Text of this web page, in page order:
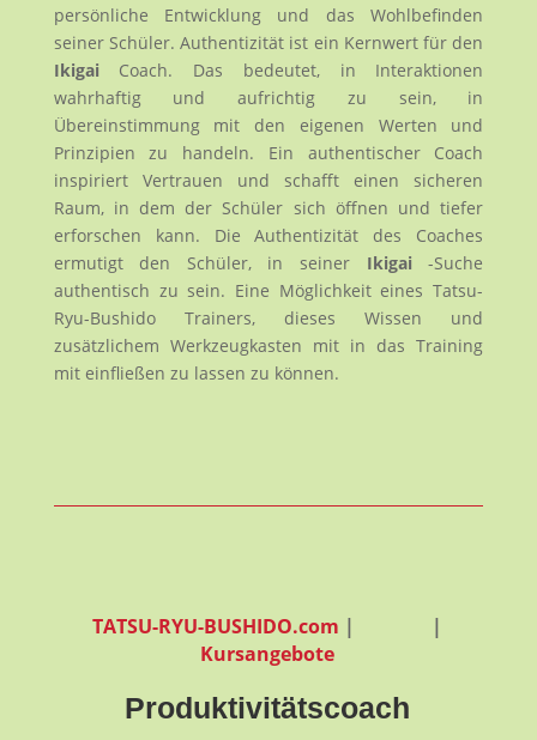
persönliche Entwicklung und das Wohlbefinden
seiner Schüler. Authentizität ist ein Kernwert für den
Ikigai Coach. Das bedeutet, in Interaktionen
wahrhaftig und aufrichtig zu sein, in
Übereinstimmung mit den eigenen Werten und
Prinzipien zu handeln. Ein authentischer Coach
inspiriert Vertrauen und schafft einen sicheren
Raum, in dem der Schüler sich öffnen und tiefer
erforschen kann. Die Authentizität des Coaches
ermutigt den Schüler, in seiner Ikigai -Suche
authentisch zu sein. Eine Möglichkeit eines Tatsu-
Ryu-Bushido Trainers, dieses Wissen und
zusätzlichem Werkzeugkasten mit in das Training
mit einfließen zu lassen zu können.
TATSU-RYU-BUSHIDO.com |
|
Kursangebote
Produktivitätscoach